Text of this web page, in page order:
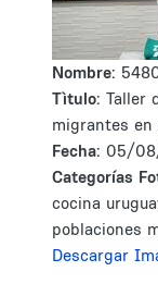
Nombre:
Tìtulo: Taller
migrantes en
Fecha: 05/
Categorías
cocina
poblaciones
Descargar